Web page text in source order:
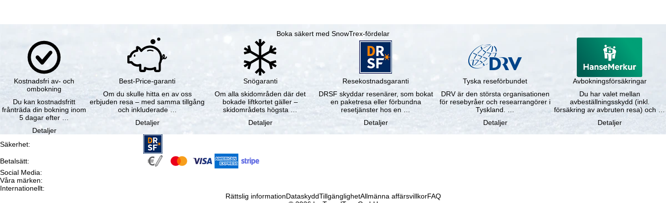
Boka säkert med SnowTrex-fördelar
Kostnadsfri av- och
ombokning
Du kan kostnadsfritt
frånträda din bokning inom
5 dagar efter …
Detaljer
Best-Price-garanti
Om du skulle hitta en av oss
erbjuden resa – med samma tillgång
och inkluderade …
Detaljer
Snögaranti
Om alla skidområden där det
bokade liftkortet gäller –
skidområdets högsta …
Detaljer
Resekostnadsgaranti
DRSF skyddar resenärer, som bokat
en paketresa eller förbundna
resetjänster hos en …
Detaljer
Tyska reseförbundet
DRV är den största organisationen
för resebyråer och researrangörer i
Tyskland. …
Detaljer
Avbokningsförsäkringar
Du har valet mellan
avbeställningsskydd (inkl.
försäkring av avbruten resa) och …
Detaljer
Säkerhet:
Betalsätt:
Social Media:
Våra märken:
Internationellt:
Rättslig informationDataskyddTillgänglighetAllmänna affärsvillkorFAQ